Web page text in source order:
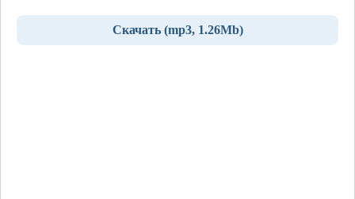
Скачать (mp3, 1.26Mb)